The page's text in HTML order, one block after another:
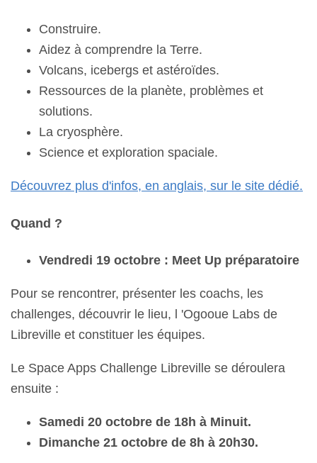
Construire.
Aidez à comprendre la Terre.
Volcans, icebergs et astéroïdes.
Ressources de la planète, problèmes et
solutions.
La cryosphère.
Science et exploration spaciale.
Découvrez plus d'infos, en anglais, sur le site dédié.
Quand ?
Vendredi 19 octobre : Meet Up préparatoire
Pour se rencontrer, présenter les coachs, les
challenges, découvrir le lieu, l 'Ogooue Labs de
Libreville et constituer les équipes.
Le Space Apps Challenge Libreville se déroulera
ensuite :
Samedi 20 octobre de 18h à Minuit.
Dimanche 21 octobre de 8h à 20h30.